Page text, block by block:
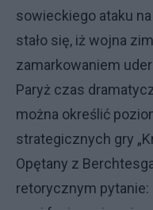
sowieckiego ataku
stało się, iż wojna
zamarkowaniem
Paryż czas
można określić
strategicznych gry
Opętany z
retorycznym